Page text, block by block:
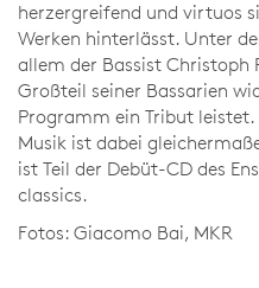
herzergreifend und virtuos
Werken hinterlässt. Unter
allem der Bassist Christoph
Großteil seiner Bassarien
Programm ein Tribut
Musik ist dabei
ist Teil der Debüt-CD des
classics.
Fotos: Giacomo Bai, MKR